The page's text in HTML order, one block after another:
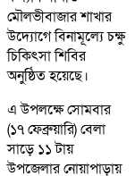
মৌলভীবাজার শাখার
উদ্যোগে বিনামূল্যে চক্ষু
চিকিৎসা শিবির
অনুষ্ঠিত হয়েছে।
এ উপলক্ষে সোমবার
(১৭ ফেব্রুয়ারি) বেলা
সাড়ে ১১ টায়
উপজেলার নোয়াপাড়ায়